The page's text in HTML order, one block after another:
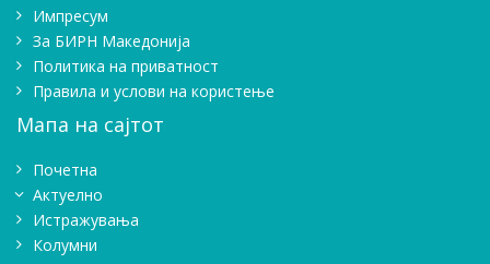
Импресум
Зa БИРН Македонија
Политика на приватност
Правила и услови на користење
Мапа на сајтот
Почетна
Актуелно
Истражувањa
Колумни